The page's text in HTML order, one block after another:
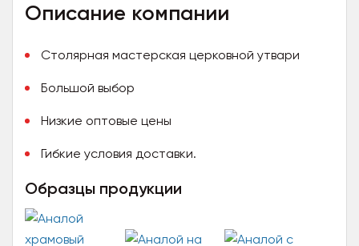
Описание компании
Столярная мастерская церковной утвари
Большой выбор
Низкие оптовые цены
Гибкие условия доставки.
Образцы продукции